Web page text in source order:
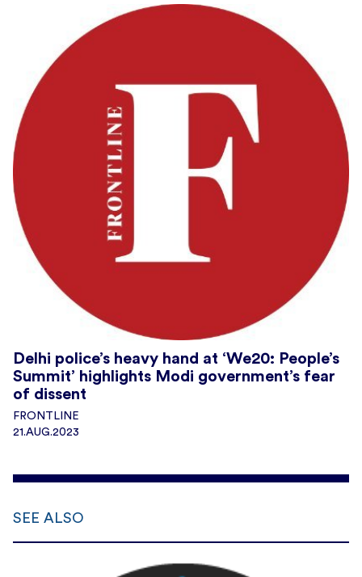
Delhi police’s heavy hand at ‘We20: People’s
Summit’ highlights Modi government’s fear
of dissent
FRONTLINE
21.AUG.2023
SEE ALSO